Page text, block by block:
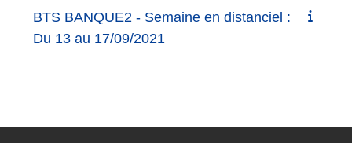
BTS BANQUE2 - Semaine en distanciel :
Du 13 au 17/09/2021